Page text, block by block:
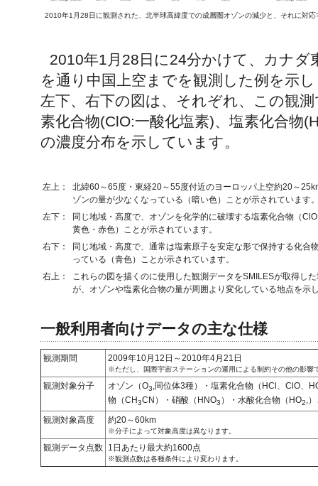
2010年1月28日に観測された、北半球高緯度での成層圏オゾンの減少と、それに対
2010年1月28日に24分かけて、カナダ
を通り中国上空までを観測した例を示
左下、右下の図は、それぞれ、この観
素化合物(ClO:一酸化塩素)、塩素化合物
の濃度分布を示しています。
左上：
北緯60～65度・東経20～55度付近のヨーロッパ上空約20～
ゾンの量が少なくなっている（暗い色）ことが示されています
左下：
同じ地域・高度で、オゾンを化学的に破壊する塩素化合物（
黄色・赤色）ことが示されています。
右下：
同じ地域・高度で、通常は塩素原子を安定な形で保持する化合
っている（青色）ことが示されています。
右上：
これらの図を描くのに使用した観測データをSMILESが取得し
が、オゾンや塩素化合物の量が周囲より変化している地点を示
一般利用者向けデータの主な仕様
観測期間 2009年10月12日～2010年4月21日
※ただし、国際宇宙ステーションの運用による制約その他の影響
観測対象分子 オゾン（O3,同位体3種）・塩素化合物（HCl、ClO、
物（CH3CN）・硝酸（HNO3 ）・水酸化合物（HO2,
観測対象高度
約20～60km
※分子によって対象高度は異なります。
観測データ点数 1日あたり最大約1600点
※観測点数は各種条件により変わります。